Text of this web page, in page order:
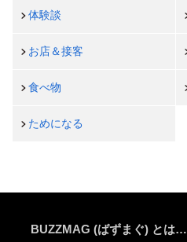
体験談
お店＆接客
食べ物
ためになる
BUZZMAG (ばずまぐ) とは…